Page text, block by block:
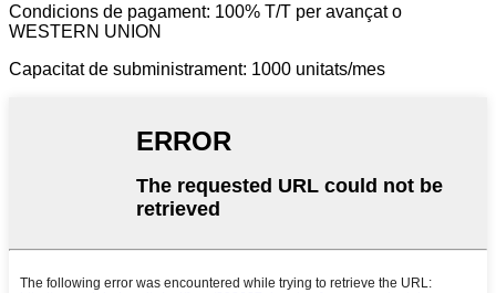
Condicions de pagament: 100% T/T per avançat o
WESTERN UNION
Capacitat de subministrament: 1000 unitats/mes